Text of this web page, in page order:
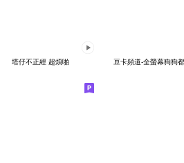
塔仔不正經 超煩啪